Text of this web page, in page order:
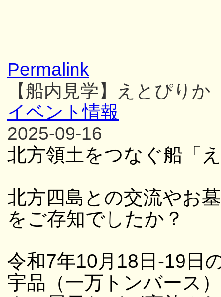
Permalink
【船内見学】えとぴりか
イベント情報
2025-09-16
北方領土をつなぐ船「
北方四島との交流やお
をご存知でしたか？
令和7年10月18日-19日
宇品（一万トンバース